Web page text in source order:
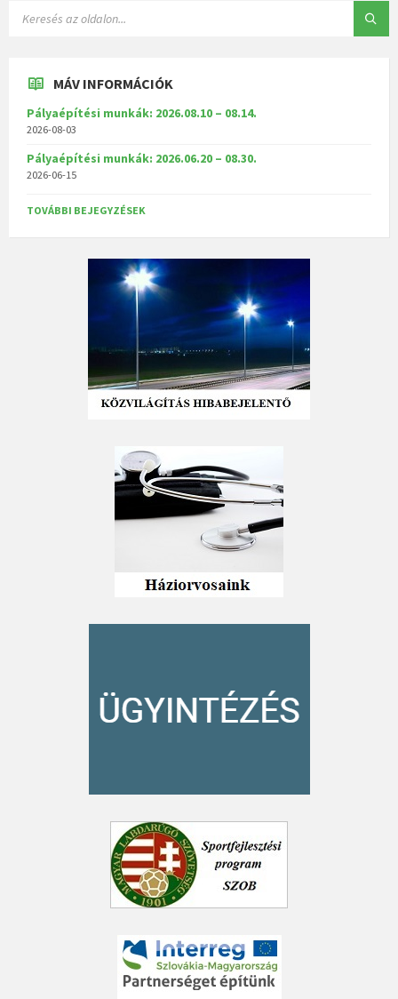
MÁV INFORMÁCIÓK
Pályaépítési munkák: 2026.08.10 – 08.14.
2026-08-03
Pályaépítési munkák: 2026.06.20 – 08.30.
2026-06-15
TOVÁBBI BEJEGYZÉSEK